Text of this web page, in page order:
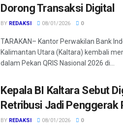
Dorong Transaksi Digital
BY REDAKSI 08/01/2026 0
TARAKAN– Kantor Perwakilan Bank
Kalimantan Utara (Kaltara) kembali
dalam Pekan QRIS Nasional 2026 di...
Kepala BI Kaltara Sebut
Retribusi Jadi Penggerak
BY REDAKSI 08/01/2026 0